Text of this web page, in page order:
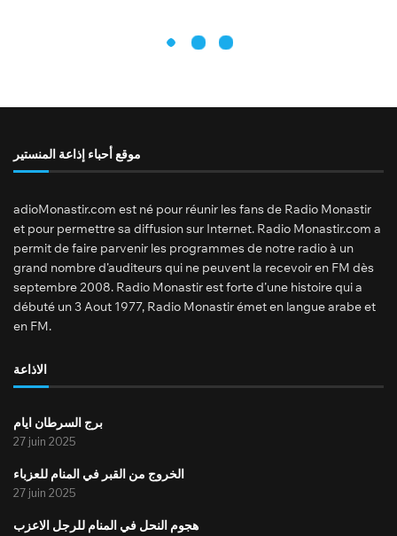
موقع أحباء إذاعة المنستير
adioMonastir.com est né pour réunir les fans de Radio Monastir
et pour permettre sa diffusion sur Internet. Radio Monastir.com a
permit de faire parvenir les programmes de notre radio à un
grand nombre d’auditeurs qui ne peuvent la recevoir en FM dès
septembre 2008. Radio Monastir est forte d’une histoire qui a
débuté un 3 Aout 1977, Radio Monastir émet en langue arabe et
en FM.
الاذاعة
برج السرطان ايام
27 juin 2025
الخروج من القبر في المنام للعزباء
27 juin 2025
هجوم النحل في المنام للرجل الاعزب